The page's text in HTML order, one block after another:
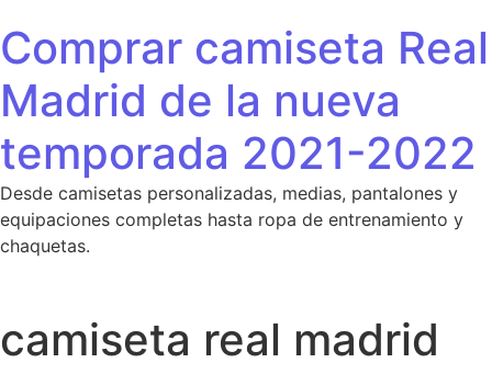
Comprar camiseta Real
Madrid de la nueva
temporada 2021-2022
Desde camisetas personalizadas, medias, pantalones y
equipaciones completas hasta ropa de entrenamiento y
chaquetas.
camiseta real madrid